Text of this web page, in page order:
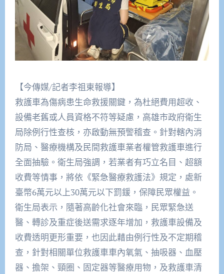
【今傳媒/記者李祖東報導】
救護車為傷病患生命救援關鍵，為杜絕費用超收、
設備老舊或人員資格不符等疑慮，高雄市政府衛生
局除例行性查核，亦啟動無預警稽查。針對轄內消
防局、醫療機構及民間救護車業者權管救護車進行
全面抽驗。衛生局強調，若業者有巧立名目、超額
收費等情事，將依《緊急醫療救護法》規定，處新
臺幣6萬元以上30萬元以下罰鍰，保障民眾權益。
衛生局表示，隨著高齡化社會來臨，民眾緊急送
醫、轉診及重症後送需求逐年增加，救護車設備及
收費透明更形重要，也因此藉由例行性及不定期稽
查，針對相關單位救護車車內氧氣、抽吸器、血壓
器、擔架、頸圈、固定器等醫療用物，及救護車清